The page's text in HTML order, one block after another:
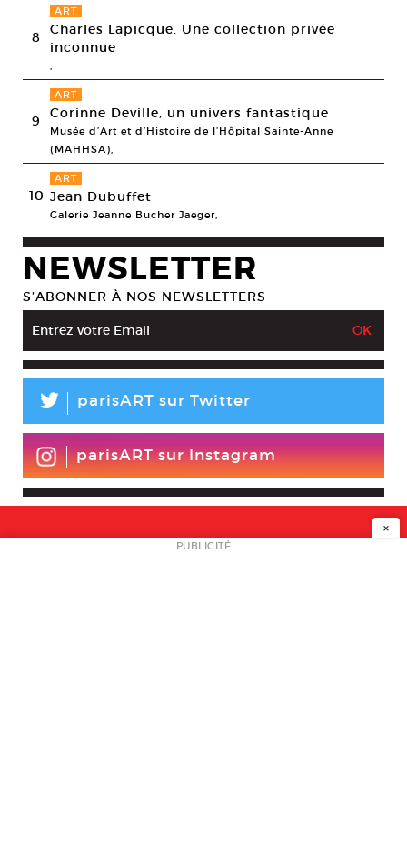
8
ART
Charles Lapicque. Une collection privée
inconnue
,
9
ART
Corinne Deville, un univers fantastique
Musée d’Art et d’Histoire de l’Hôpital Sainte-Anne
(MAHHSA),
10
ART
Jean Dubuffet
Galerie Jeanne Bucher Jaeger,
NEWSLETTER
S’ABONNER À NOS NEWSLETTERS
L parisART sur Twitter
parisART sur Instagram
NEWSLETTER
×
PUBLICITÉ